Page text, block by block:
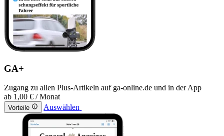
GA+
Zugang zu allen Plus-Artikeln auf ga-online.de und in der App
ab 1,00 € / Monat
Vorteile Auswählen